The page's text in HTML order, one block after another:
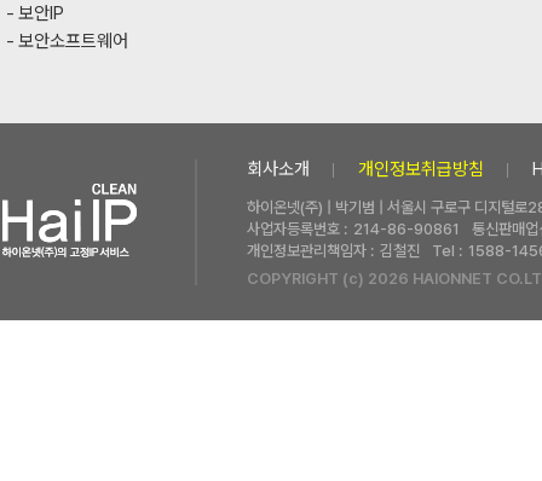
보안IP
보안소프트웨어
회사소개 개인정보취급방침
하이온넷(주) | 박기범 | 서울시 구로구 디지털
사업자등록번호 : 214-86-90861
통신판매
개인정보관리책임자 : 김철진 Tel : 1588-
COPYRIGHT (c) 2026 HAIONNET